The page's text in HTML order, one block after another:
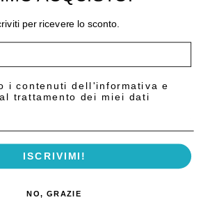
per ricevere lo sconto.
i contenuti dell'informativa e
trattamento dei miei dati
ISCRIVIMI!
NO, GRAZIE